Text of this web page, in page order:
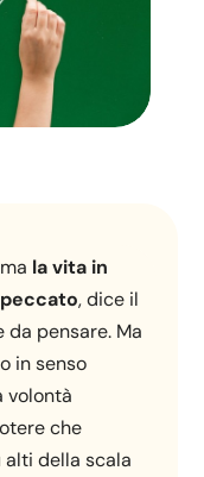
la vita in
, dice il
da pensare. Ma
in senso
volontà
che
della scala